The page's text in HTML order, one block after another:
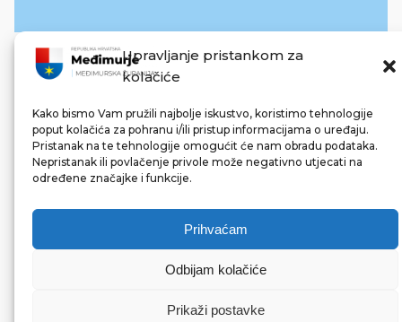
Upravljanje pristankom za
kolačiće
Kako bismo Vam pružili najbolje iskustvo, koristimo tehnologije
poput kolačića za pohranu i/ili pristup informacijama o uređaju.
Pristanak na te tehnologije omogućit će nam obradu podataka.
Nepristanak ili povlačenje privole može negativno utjecati na
određene značajke i funkcije.
Prihvaćam
Odbijam kolačiće
Prikaži postavke
REPUBLIKA HRVATSKA
© 2022 Međimurska županija. Sva prava pridržana.